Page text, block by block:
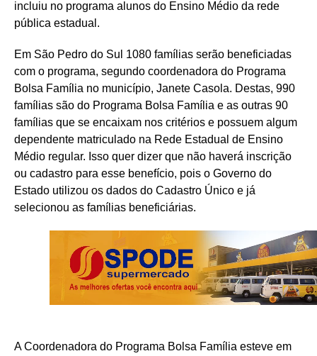
incluiu no programa alunos do Ensino Médio da rede
pública estadual.
Em São Pedro do Sul 1080 famílias serão beneficiadas
com o programa, segundo coordenadora do Programa
Bolsa Família no município, Janete Casola. Destas, 990
famílias são do Programa Bolsa Família e as outras 90
famílias que se encaixam nos critérios e possuem algum
dependente matriculado na Rede Estadual de Ensino
Médio regular. Isso quer dizer que não haverá inscrição
ou cadastro para esse benefício, pois o Governo do
Estado utilizou os dados do Cadastro Único e já
selecionou as famílias beneficiárias.
A Coordenadora do Programa Bolsa Família esteve em